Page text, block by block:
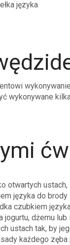
wykonywane
otwartych ustach,
języka do brody
czubkiem
jogurtu, dżemu
ustach tak, by
każdego